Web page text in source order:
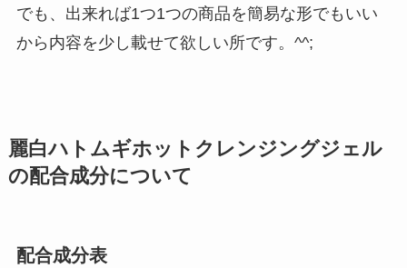
でも、出来れば1つ1つの商品を簡易な形でもいい
から内容を少し載せて欲しい所です。^^;
麗白ハトムギホットクレンジングジェル
の配合成分について
配合成分表